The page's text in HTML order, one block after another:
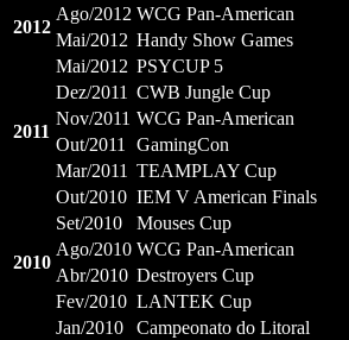
2012
Ago/2012 WCG Pan-American
Mai/2012 Handy Show Games
Mai/2012 PSYCUP 5
2011
Dez/2011 CWB Jungle Cup
Nov/2011 WCG Pan-American
Out/2011
GamingCon
Mar/2011 TEAMPLAY Cup
2010
Out/2010 IEM V American Finals
Set/2010
Mouses Cup
Ago/2010 WCG Pan-American
Abr/2010 Destroyers Cup
Fev/2010 LANTEK Cup
Jan/2010
Campeonato do Litoral